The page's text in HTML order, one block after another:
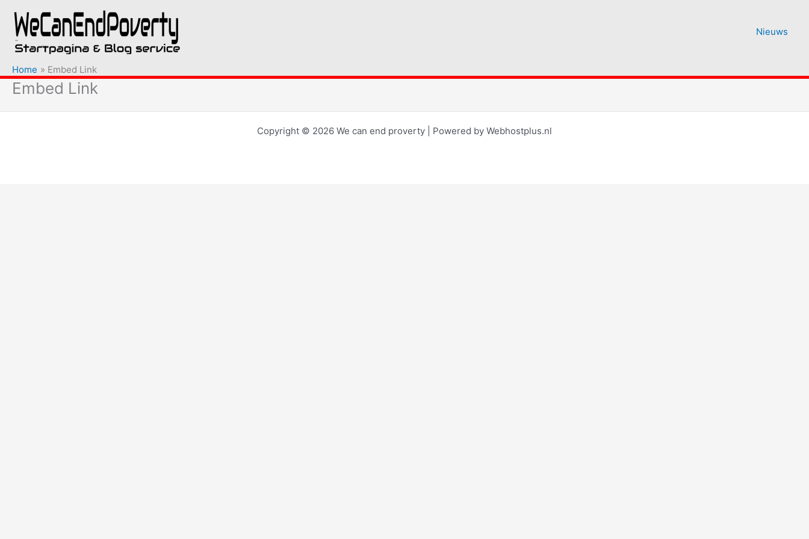
naar
inhoud
Nieuws
Home Embed Link
Embed Link
Copyright © 2026 We can end proverty | Powered by Webhostplus.nl